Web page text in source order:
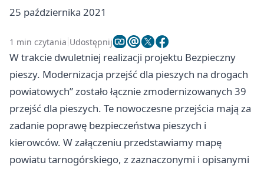
25 października 2021
1 min czytania Udostępnij
W trakcie dwuletniej realizacji projektu Bezpieczny
pieszy. Modernizacja przejść dla pieszych na drogach
powiatowych” zostało łącznie zmodernizowanych 39
przejść dla pieszych. Te nowoczesne przejścia mają za
zadanie poprawę bezpieczeństwa pieszych i
kierowców. W załączeniu przedstawiamy mapę
powiatu tarnogórskiego, z zaznaczonymi i opisanymi